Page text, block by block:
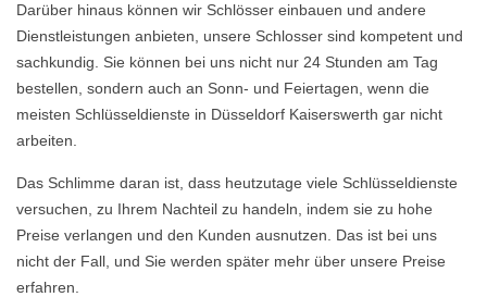
Darüber hinaus können wir Schlösser einbauen und andere
Dienstleistungen anbieten, unsere Schlosser sind kompetent und
sachkundig. Sie können bei uns nicht nur 24 Stunden am Tag
bestellen, sondern auch an Sonn- und Feiertagen, wenn die
meisten Schlüsseldienste in Düsseldorf Kaiserswerth gar nicht
arbeiten.
Das Schlimme daran ist, dass heutzutage viele Schlüsseldienste
versuchen, zu Ihrem Nachteil zu handeln, indem sie zu hohe
Preise verlangen und den Kunden ausnutzen. Das ist bei uns
nicht der Fall, und Sie werden später mehr über unsere Preise
erfahren.